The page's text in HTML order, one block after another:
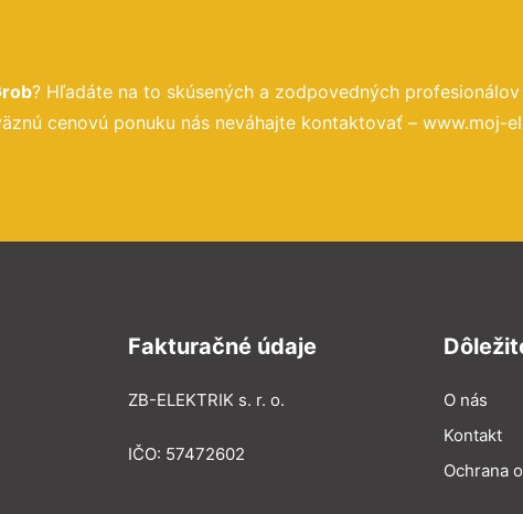
? Hľadáte na to skúsených a zodpovedných
cenovú ponuku nás neváhajte kontaktovať – www.moj-
Fakturačné údaje
ZB-ELEKTRIK s. r. o.
IČO: 57472602
O nás
Kontakt
Ochrana